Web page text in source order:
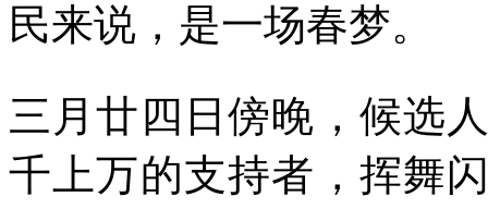
民来说，是一场春梦。
三月廿四日傍晚，候选
千上万的支持者，挥舞